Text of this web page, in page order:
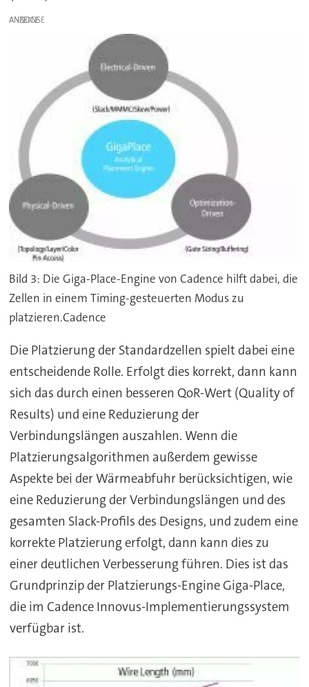
ANZEIGE
Bild 3: Die Giga-Place-Engine von Cadence hilft dabei, die
Zellen in einem Timing-gesteuerten Modus zu
platzieren.Cadence
Die Platzierung der Standardzellen spielt dabei eine
entscheidende Rolle. Erfolgt dies korrekt, dann kann
sich das durch einen besseren QoR-Wert (Quality of
Results) und eine Reduzierung der
Verbindungslängen auszahlen. Wenn die
Platzierungsalgorithmen außerdem gewisse
Aspekte bei der Wärmeabfuhr berücksichtigen, wie
eine Reduzierung der Verbindungslängen und des
gesamten Slack-Profils des Designs, und zudem eine
korrekte Platzierung erfolgt, dann kann dies zu
einer deutlichen Verbesserung führen. Dies ist das
Grundprinzip der Platzierungs-Engine Giga-Place,
die im Cadence Innovus-Implementierungssystem
verfügbar ist.